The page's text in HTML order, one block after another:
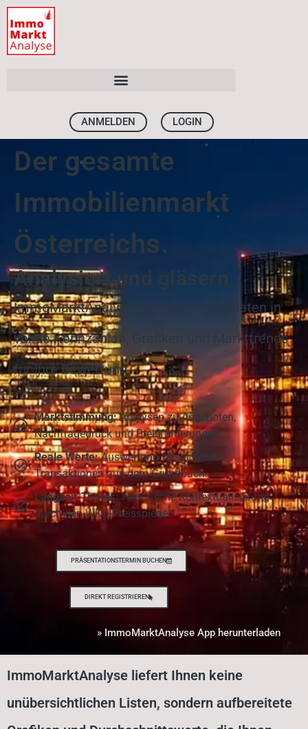
ANMELDEN LOGIN
Der gesamte
Immobilienmarkt
Österreichs.
Analysiert und gläsern.
ImmoMarktAnalyse verwandelt Rohdaten in
valide Kennzahlen, Grafiken und Markttrends
für Ihre Bewertung.
Marktstimmung:Analysen zu Angeboten,
Nachfragedruck und Preisforderungen.
Reale Werte:Auswertung tatsächlicher
Transaktionen aus dem Grundbuch.
Langzeit-Trends:Historische Kontextualisierung
durch den WKO-Preisspiegel.
PRÄSENTATIONSTERMIN BUCHEN
DIREKT REGISTRIEREN
» ImmoMarktAnalyse App herunterladen
ImmoMarktAnalyse liefert Ihnen keine
unübersichtlichen Listen, sondern aufbereitete